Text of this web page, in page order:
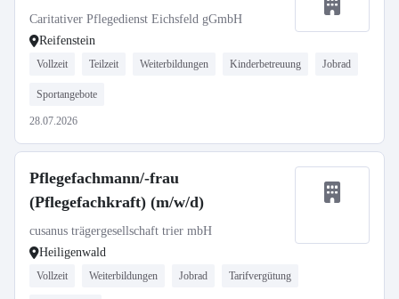
Caritativer Pflegedienst Eichsfeld gGmbH
Reifenstein
Vollzeit Teilzeit Weiterbildungen Kinderbetreuung Jobrad
Sportangebote
28.07.2026
Pflegefachmann/-frau
(Pflegefachkraft) (m/w/d)
cusanus trägergesellschaft trier mbH
Heiligenwald
Vollzeit Weiterbildungen Jobrad Tarifvergütung